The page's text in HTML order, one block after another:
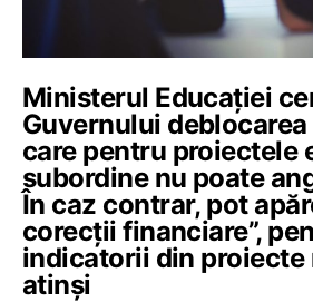
Ministerul Educației
Guvernului
care pentru proiectele
subordine nu poate
În caz contrar, pot
corecții financiare”,
indicatorii din proiecte
atinși